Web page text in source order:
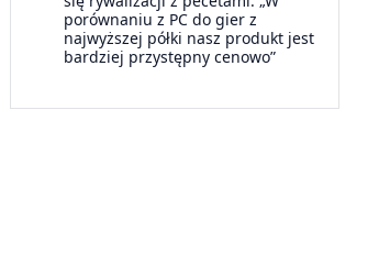
porównaniu z PC do gier z
najwyższej półki nasz produkt jest
bardziej przystępny cenowo”